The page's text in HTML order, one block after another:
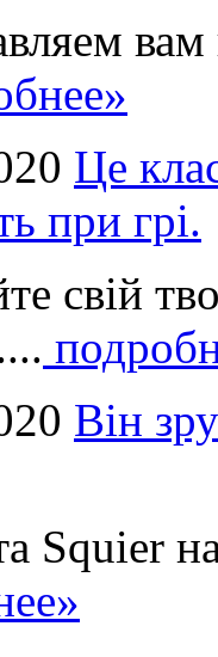
Це
при грі.
свій
Він
Squier